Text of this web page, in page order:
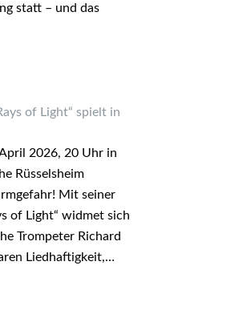
statt – und das
2026
of Light“ spielt in
2026, 20 Uhr in
Rüsselsheim
Mit seiner
of Light“ widmet sich
Trompeter Richard
Liedhaftigkeit,…
of Light“ spielt in der Jazz-Fabrik